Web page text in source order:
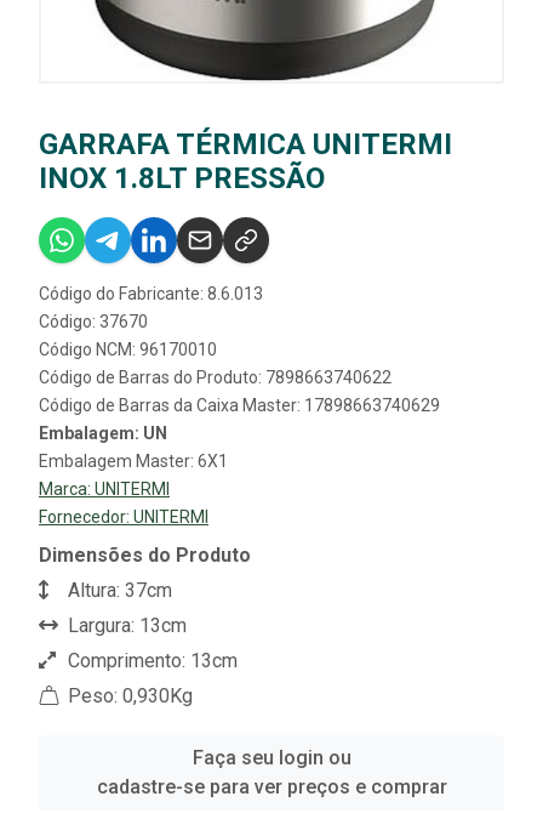
GARRAFA TÉRMICA UNITERMI
INOX 1.8LT PRESSÃO
Código do Fabricante: 8.6.013
Código: 37670
Código NCM: 96170010
Código de Barras do Produto: 7898663740622
Código de Barras da Caixa Master: 17898663740629
Embalagem: UN
Embalagem Master: 6X1
Marca: UNITERMI
Fornecedor: UNITERMI
Dimensões do Produto
Altura: 37cm
Largura: 13cm
Comprimento: 13cm
Peso: 0,930Kg
Faça seu login ou
cadastre-se para ver preços e comprar